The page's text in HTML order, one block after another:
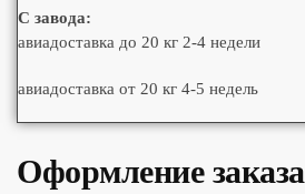
С завода:
авиадоставка до 20 кг 2-4 недели
авиадоставка от 20 кг 4-5 недель
Оформление заказа